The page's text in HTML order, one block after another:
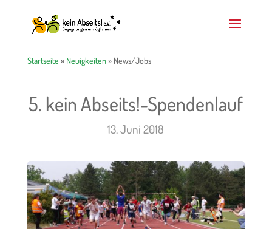
Startseite » Neuigkeiten»News/Jobs
5. kein Abseits!-Spendenlauf
13. Juni 2018